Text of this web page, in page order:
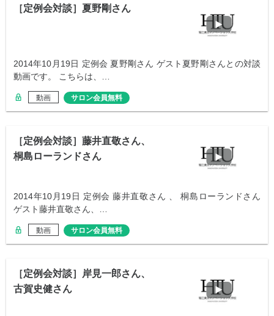
［定例会対談］夏野剛さん
2014年10月19日 定例会 夏野剛さん ゲスト夏野剛さんとの対談
動画です。 こちらは、…
動画 サロン会員無料
［定例会対談］藤井直敬さん、
桐島ローランドさん
2014年10月19日 定例会 藤井直敬さん 、 桐島ローランドさん
ゲスト藤井直敬さん、…
動画 サロン会員無料
［定例会対談］岸見一郎さん、
古賀史健さん